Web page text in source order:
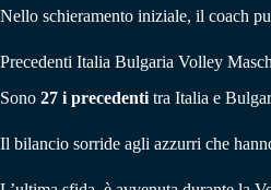
Nello schieramento iniziale, il coach
Precedenti Italia Bulgaria Volley
Sono 27 i precedenti tra Italia e
Il bilancio sorride agli azzurri che